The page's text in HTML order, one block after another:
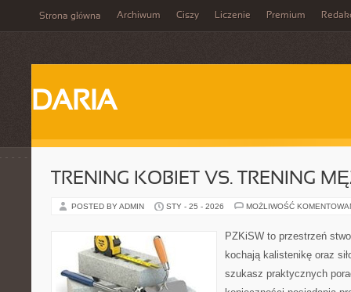
Strona główna Archiwum Ciszy Liczenie Premium
DARIA
TRENING KOBIET VS. TRENING
POSTED BY ADMIN STY - 25 - 2026 MOŻLIWOŚĆ
PZKiSW to przestrzeń
kochają kalistenikę oraz
szukasz praktycznych